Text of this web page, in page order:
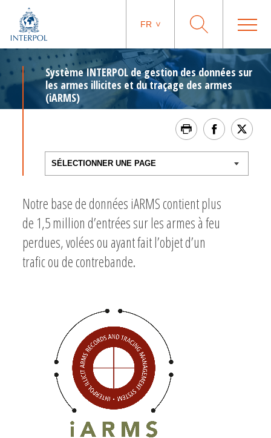
FR
Système INTERPOL de gestion des données sur
les armes illicites et du traçage des armes
(iARMS)
Notre base de données iARMS contient plus
de 1,5 million d’entrées sur les armes à feu
perdues, volées ou ayant fait l’objet d’un
trafic ou de contrebande.